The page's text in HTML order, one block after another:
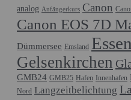
analog Anfängerkurs Canon
Canon EOS 7D
Dümmersee Emsland Essen
Gelsenkirchen
GMB24 GMB25 Hafen Innenhafen
Nord Langzeitbelichtung